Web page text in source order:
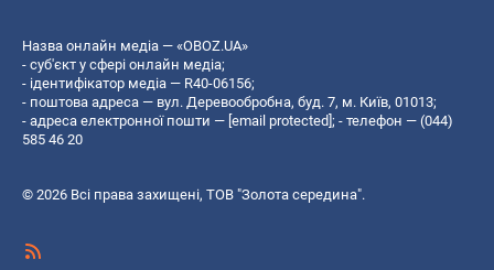
Назва онлайн медіа — «OBOZ.UA»
- суб'єкт у сфері онлайн медіа;
- ідентифікатор медіа — R40-06156;
- поштова адреса — вул. Деревообробна, буд. 7, м. Київ, 01013;
- адреса електронної пошти — [email protected]; - телефон — (044)
585 46 20
© 2026 Всі права захищені, ТОВ "Золота середина".